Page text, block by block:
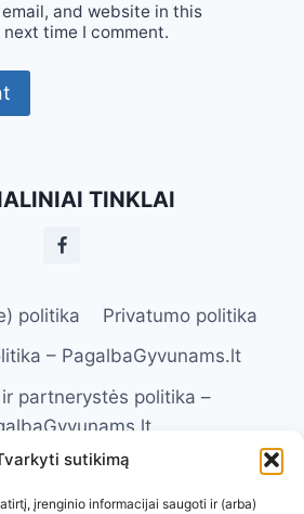
sutikimą
įrenginio informacijai saugoti ir (arba)
and website in this
time I comment.
TINKLAI
politika
Privatumo politika
– PagalbaGyvunams.lt
partnerystės politika –
apribojimas –